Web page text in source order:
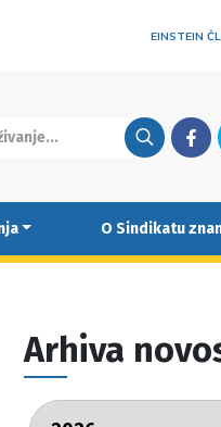
EINSTEIN
Facebook
O Sindikatu
Arhiva